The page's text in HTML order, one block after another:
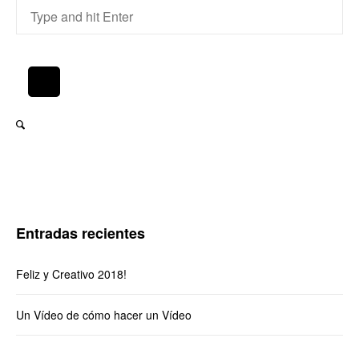
Entradas recientes
Feliz y Creativo 2018!
Un Vídeo de cómo hacer un Vídeo